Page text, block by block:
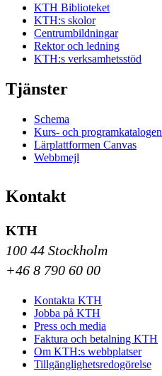
KTH Biblioteket
KTH:s skolor
Centrumbildningar
Rektor och ledning
KTH:s verksamhetsstöd
Tjänster
Schema
Kurs- och programkatalogen
Lärplattformen Canvas
Webbmejl
Kontakt
KTH
100 44 Stockholm
+46 8 790 60 00
Kontakta KTH
Jobba på KTH
Press och media
Faktura och betalning KTH
Om KTH:s webbplatser
Tillgänglighetsredogörelse